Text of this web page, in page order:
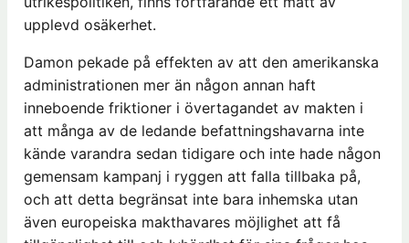
upplevd osäkerhet.
Damon pekade på effekten av att den amerikanska
administrationen mer än någon annan haft
inneboende friktioner i övertagandet av makten i
att många av de ledande befattningshavarna inte
kände varandra sedan tidigare och inte hade någon
gemensam kampanj i ryggen att falla tillbaka på,
och att detta begränsat inte bara inhemska utan
även europeiska makthavares möjlighet att få